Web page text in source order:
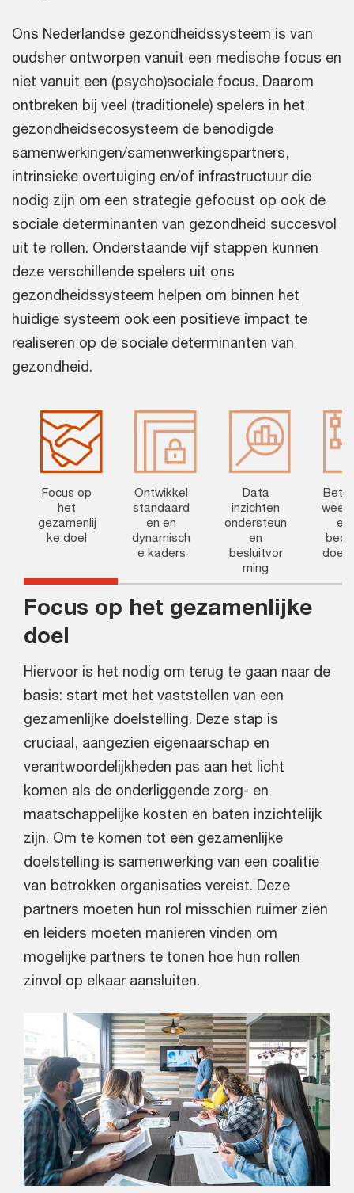
Ons Nederlandse gezondheidssysteem is van
oudsher ontworpen vanuit een medische focus en
niet vanuit een (psycho)sociale focus. Daarom
ontbreken bij veel (traditionele) spelers in het
gezondheidsecosysteem de benodigde
samenwerkingen/samenwerkingspartners,
intrinsieke overtuiging en/of infrastructuur die
nodig zijn om een strategie gefocust op ook de
sociale determinanten van gezondheid succesvol
uit te rollen. Onderstaande vijf stappen kunnen
deze verschillende spelers uit ons
gezondheidssysteem helpen om binnen het
huidige systeem ook een positieve impact te
realiseren op de sociale determinanten van
gezondheid.
Focus op
het
gezamenlij
ke doel
Ontwikkel
standaard
en en
dynamisch
e kaders
Data
inzichten
ondersteun
en
besluitvor
ming
el
Focus op het gezamenlijke
doel
Hiervoor is het nodig om terug te gaan naar de
basis: start met het vaststellen van een
gezamenlijke doelstelling. Deze stap is
cruciaal, aangezien eigenaarschap en
verantwoordelijkheden pas aan het licht
komen als de onderliggende zorg- en
maatschappelijke kosten en baten inzichtelijk
zijn. Om te komen tot een gezamenlijke
doelstelling is samenwerking van een coalitie
van betrokken organisaties vereist. Deze
partners moeten hun rol misschien ruimer zien
en leiders moeten manieren vinden om
mogelijke partners te tonen hoe hun rollen
zinvol op elkaar aansluiten.